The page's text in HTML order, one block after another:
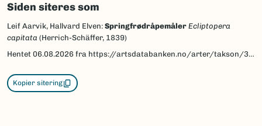
Siden siteres som
Leif Aarvik, Hallvard Elven: Springfrødråpemåler Ecliptopera
capitata (Herrich-Schäffer, 1839)
Hentet 06.08.2026 fra https://artsdatabanken.no/arter/takson/30025/beskrivelse
Kopier sitering